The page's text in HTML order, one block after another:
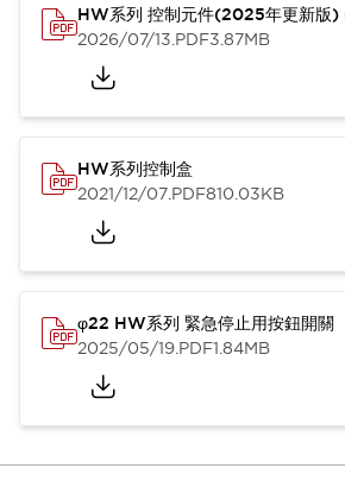
HW系列 控制元件(2025年更新版)
2026/07/13.PDF3.87MB
HW系列控制盒
2021/12/07.PDF810.03KB
φ22 HW系列 緊急停止用按鈕開關
2025/05/19.PDF1.84MB